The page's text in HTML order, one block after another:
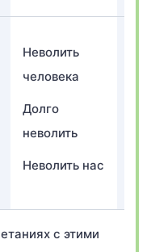
Неволить
человека
Долго
неволить
Неволить нас
с этими